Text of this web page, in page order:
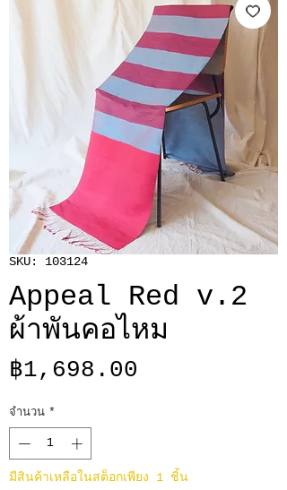
SKU: 103124
Appeal Red v.2
ผ้าพันคอไหม
฿1,698.00
จำนวน *
มีสินค้าเหลือในสต็อกเพียง 1 ชิ้น